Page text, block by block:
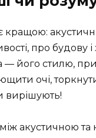
кращою:
про будову і
його стилю,
очі,
вирішують!
акустичною та